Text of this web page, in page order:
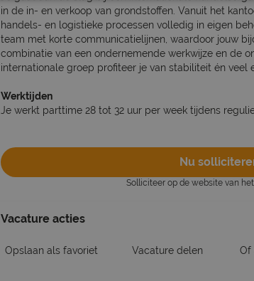
in de in- en verkoop van grondstoffen. Vanuit het
handels- en logistieke processen volledig in eigen
team met korte communicatielijnen, waardoor jouw
combinatie van een ondernemende werkwijze en de
internationale groep profiteer je van stabiliteit én veel
Werktijden
Je werkt parttime 28 tot 32 uur per week tijdens
Nu
Solliciteer op de website van
Vacature acties
Opslaan als favoriet Vacature delen Of